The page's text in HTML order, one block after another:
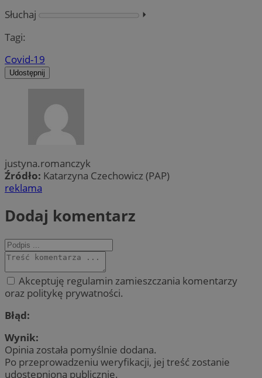
Słuchaj
⏵︎
Tagi:
Covid-19
Udostępnij
justyna.romanczyk
Źródło: Katarzyna Czechowicz (PAP)
reklama
Dodaj komentarz
Akceptuję regulamin zamieszczania komentarzy
oraz politykę prywatności.
Błąd:
Wynik:
Opinia została pomyślnie dodana.
Po przeprowadzeniu weryfikacji, jej treść zostanie
udostępniona publicznie.